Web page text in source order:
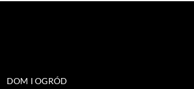
DOM I OGRÓD